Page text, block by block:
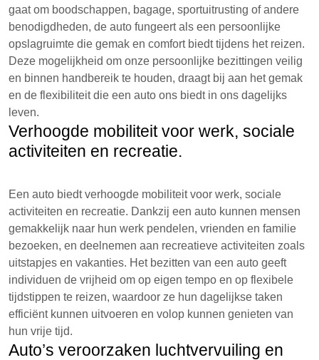
gaat om boodschappen, bagage, sportuitrusting of andere
benodigdheden, de auto fungeert als een persoonlijke
opslagruimte die gemak en comfort biedt tijdens het reizen.
Deze mogelijkheid om onze persoonlijke bezittingen veilig
en binnen handbereik te houden, draagt bij aan het gemak
en de flexibiliteit die een auto ons biedt in ons dagelijks
leven.
Verhoogde mobiliteit voor werk, sociale
activiteiten en recreatie.
Een auto biedt verhoogde mobiliteit voor werk, sociale
activiteiten en recreatie. Dankzij een auto kunnen mensen
gemakkelijk naar hun werk pendelen, vrienden en familie
bezoeken, en deelnemen aan recreatieve activiteiten zoals
uitstapjes en vakanties. Het bezitten van een auto geeft
individuen de vrijheid om op eigen tempo en op flexibele
tijdstippen te reizen, waardoor ze hun dagelijkse taken
efficiënt kunnen uitvoeren en volop kunnen genieten van
hun vrije tijd.
Auto’s veroorzaken luchtvervuiling en